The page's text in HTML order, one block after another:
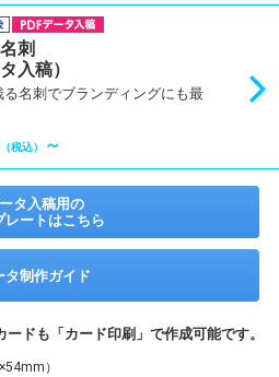
刺
入稿）
る名刺でブランディングにも最
（税込） ～
タ入稿用の
レートはこちら
タ制作ガイド
ドも「カード印刷」で作成可能です。
）